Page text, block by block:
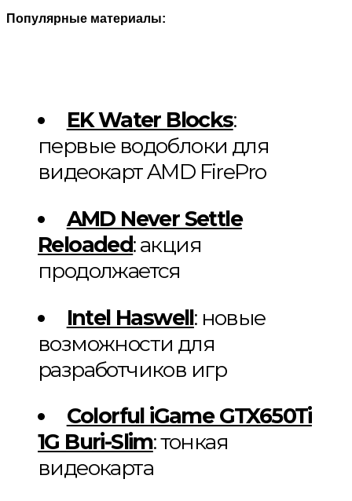
Популярные материалы:
EK Water Blocks:
первые водоблоки для
видеокарт AMD FirePro
AMD Never Settle
Reloaded: акция
продолжается
Intel Haswell: новые
возможности для
разработчиков игр
Colorful iGame GTX650Ti
1G Buri-Slim: тонкая
видеокарта